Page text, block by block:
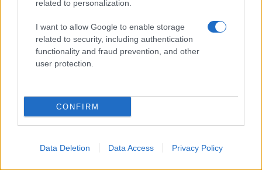
related to personalization.
I want to allow Google to enable storage
related to security, including authentication
functionality and fraud prevention, and other
user protection.
CONFIRM
Data Deletion Data Access Privacy Policy
Byblos Riccione
discoteca Byblosè stata concepita come un
vero e propriodisco-dinnered è ubicata all’interno
Lalocationè elegante e alla moda, è frequentata
per lo più da un pubblico over 30 ed organizza
commerciale.